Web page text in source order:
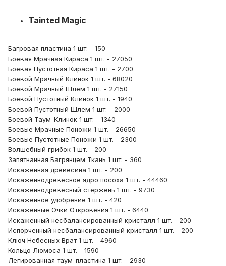
Tainted Magic
Багровая пластина 1 шт. - 150
Боевая Мрачная Кираса 1 шт. - 27050
Боевая Пустотная Кираса 1 шт. - 2700
Боевой Мрачный Клинок 1 шт. - 68020
Боевой Мрачный Шлем 1 шт. - 27150
Боевой Пустотный Клинок 1 шт. - 1940
Боевой Пустотный Шлем 1 шт. - 2000
Боевой Таум-Клинок 1 шт. - 1340
Боевые Мрачные Поножи 1 шт. - 26650
Боевые Пустотные Поножи 1 шт. - 2300
Волшебный грибок 1 шт. - 200
Запятнанная Багрянцем Ткань 1 шт. - 360
Искаженная древесина 1 шт. - 200
Искаженнодревесное ядро посоха 1 шт. - 44460
Искаженнодревесный стержень 1 шт. - 9730
Искаженное удобрение 1 шт. - 420
Искаженные Очки Откровения 1 шт. - 6440
Искаженный несбалансированный кристалл 1 шт. - 200
Испорченный несбалансированный кристалл 1 шт. - 200
Ключ Небесных Врат 1 шт. - 4960
Кольцо Люмоса 1 шт. - 1590
Легированная таум-пластина 1 шт. - 2930